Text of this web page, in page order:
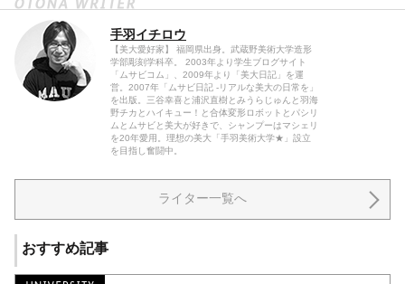
手羽イチロウ
【美大愛好家】 福岡県出身。武蔵野美術大学造形
学部彫刻学科卒。 2003年より学生ブログサイト
「ムサビコム」、2009年より「美大日記」を運
営。2007年「ムサビ日記 -リアルな美大の日常を」
を出版。三谷幸喜と浦沢直樹とみうらじゅんと羽海
野チカとハイキュー！と合体変形ロボットとパシリ
ムとムサビと美大が好きで、シャンプーはマシェリ
を20年愛用。理想の美大「手羽美術大学★」設立
を目指し奮闘中。
ライター一覧へ
おすすめ記事